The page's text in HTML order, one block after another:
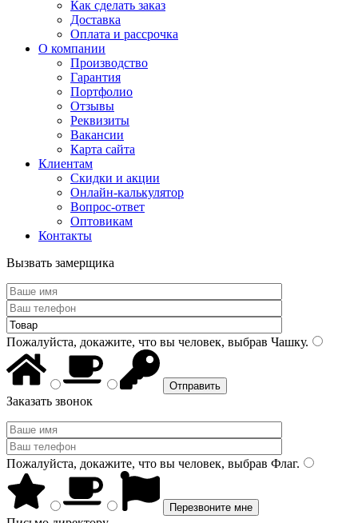
Как сделать заказ
Доставка
Оплата и рассрочка
О компании
Производство
Гарантия
Портфолио
Отзывы
Реквизиты
Вакансии
Карта сайта
Клиентам
Скидки и акции
Онлайн-калькулятор
Вопрос-ответ
Оптовикам
Контакты
Вызвать замерщика
Пожалуйста, докажите, что вы человек, выбрав Чашку.
Заказать звонок
Пожалуйста, докажите, что вы человек, выбрав Флаг.